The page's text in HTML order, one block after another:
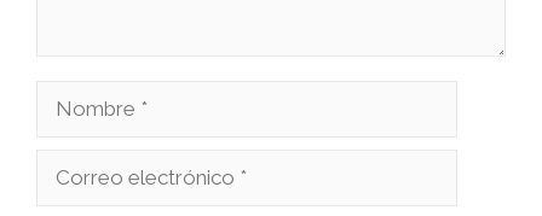
Nombre
Correo